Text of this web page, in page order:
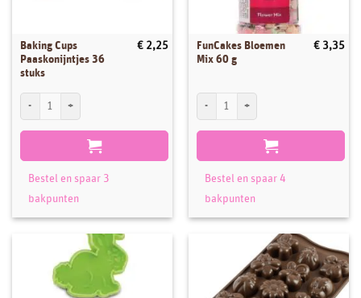
Baking Cups
Paaskonijntjes 36
stuks
€ 2,25
Baking Cups Paaskonijntjes 36 stuks aantal
Bestel en spaar 3
bakpunten
FunCakes Bloemen
Mix 60 g
€ 3,35
FunCakes Bloemen Mix 60 g aantal
Bestel en spaar 4
bakpunten